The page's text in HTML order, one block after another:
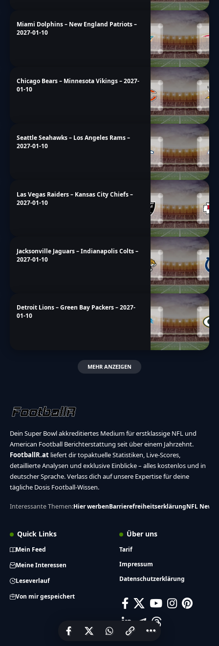
Miami Dolphins – New England Patriots –
2027-01-10
Chicago Bears – Minnesota Vikings – 2027-
01-10
Seattle Seahawks – Los Angeles Rams –
2027-01-10
Las Vegas Raiders – Kansas City Chiefs –
2027-01-10
Jacksonville Jaguars – Indianapolis Colts –
2027-01-10
Detroit Lions – Green Bay Packers – 2027-
01-10
MEHR ANZEIGEN
Dein Super Bowl akkreditiertes Medium für erstklassige NFL und
American Football Berichterstattung seit über einem Jahrzehnt.
FootballR.at liefert dir topaktuelle Statistiken, Live-Scores,
detaillierte Analysen und exklusive Einblicke – alles kostenlos und in
deutscher Sprache. Verlass dich auf unsere Expertise für deine
tägliche Dosis Football-Wissen.
Interessante Themen:Hier werbenBarrierefreiheitserklärungNFL News
Quick Links
Mein Feed
Meine Interessen
Leseverlauf
Von mir gespeichert
Über uns
Tarif
Impressum
Datenschutzerklärung